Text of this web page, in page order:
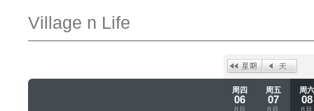
Village n Life
周四
06
周五
07
周六
08